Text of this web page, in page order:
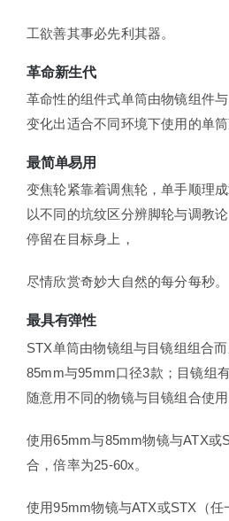
工欲善其事必先利其器。
革命新生代
革命性的组件式单筒由物镜组件
变化出适合不同环境下使用的单筒
最简单易用
变焦轮紧靠着调焦轮，单手顺理
以不同的坑纹区分辨脚轮与调教
停留在目标身上，
尽情欣赏奇妙大自然的每分每秒。
最具有弹性
STX单筒由物镜组与目镜组组合
85mm与95mm口径3款；目镜组
随意用不同的物镜与目镜组合使用
使用65mm与85mm物镜与ATX或
合，倍率为25-60x。
使用95mm物镜与ATX或STX（